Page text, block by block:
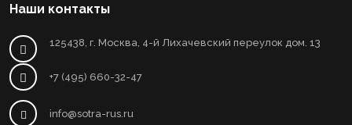
Наши контакты
125438, г. Москва, 4-й Лихачевский переулок дом. 13
+7 (495) 660-32-47
info@sotra-rus.ru